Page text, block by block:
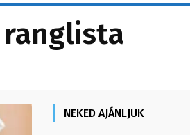
NEKED AJÁNLJUK